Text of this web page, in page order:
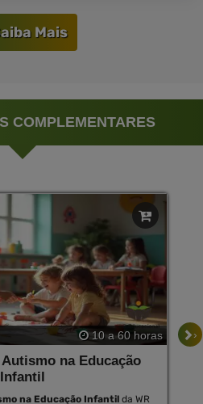
Mais
COMPLEMENTARES
10 a 60 horas
na Educação
Infantil
na Educação Infantilda WR
›